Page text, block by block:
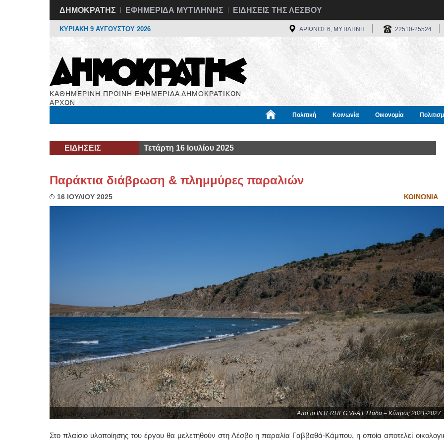
ΔΗΜΟΚΡΑΤΗΣ ΕΦΗΜΕΡΙΔΑ ΜΥΤΙΛΗΝΗΣ ΕΙΔΗΣΕΙΣ ΤΗΣ ΛΕΣΒΟΥ
ΚΥΡΙΑΚΗ 9 ΑΥΓΟΥΣΤΟΥ 2026 ΑΡΙΩΝΟΣ 6, ΜΥΤΙΛΗΝΗ 22510-25524
ΚΑΘΗΜΕΡΙΝΗ ΠΡΩΙΝΗ ΕΦΗΜΕΡΙΔΑ ΔΗΜΟΚΡΑΤΙΚΩΝ
ΑΡΧΩΝ
Πολιτική Κοινωνία Οικονομία
ΕΙΔΗΣΕΙΣ Τετάρτη 16 Ιουλίου 2025
Παράκτια διάβρωση & πλημμύρες παραλιών
16 ΙΟΥΛΙΟΥ 2025 ΚΟΙΝΩΝΙΑ
Από το INTERREG VI-A Ελλάδα – Κύπρος 2021-2027
Στο πλαίσιο υλοποίησης του έργου θα μελετηθούν στη Λέσβο η παραλία Γαββαθά-Κάμπου, η οποία αποτελεί